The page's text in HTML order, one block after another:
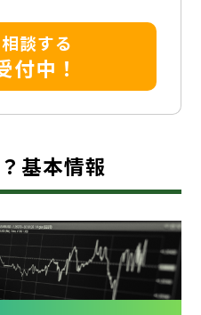
談する
付中！
基本情報